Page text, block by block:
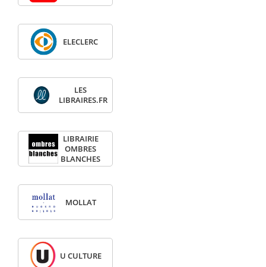
ELECLERC
LES
LIBRAIRES.FR
LIBRAIRIE
OMBRES
BLANCHES
MOLLAT
U CULTURE